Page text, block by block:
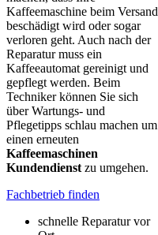
Kaffeemaschine beim Versand
beschädigt wird oder sogar
verloren geht. Auch nach der
Reparatur muss ein
Kaffeeautomat gereinigt und
gepflegt werden. Beim
Techniker können Sie sich
über Wartungs- und
Pflegetipps schlau machen um
einen erneuten
Kaffeemaschinen
Kundendienst zu umgehen.
Fachbetrieb finden
schnelle Reparatur vor